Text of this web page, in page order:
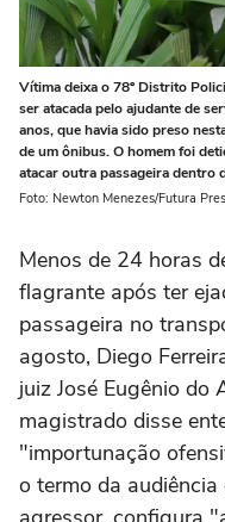
Vítima deixa o 78º Distrito
ser atacada pelo ajudante de
anos, que havia sido preso
de um ônibus. O homem foi
atacar outra passageira dentro
Foto: Newton Menezes/Futura
Menos de 24 horas
flagrante após ter
passageira no
agosto, Diego
juiz José Eugênio do
magistrado disse
"importunação
o termo da